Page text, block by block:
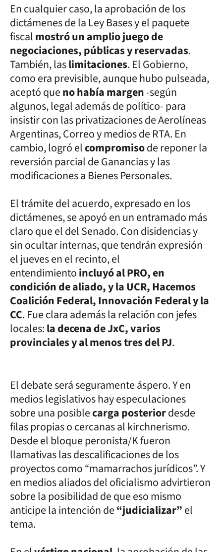
En cualquier caso, la aprobación de los
dictámenes de la Ley Bases y el paquete
fiscalmostró un amplio juego de
negociaciones, públicas y reservadas.
También, laslimitaciones. El Gobierno,
como era previsible, aunque hubo pulseada,
aceptó queno había margen-según
algunos, legal además de político- para
insistir con las privatizaciones de Aerolíneas
Argentinas, Correo y medios de RTA. En
cambio, logró elcompromisode reponer la
reversión parcial de Ganancias y las
modificaciones a Bienes Personales.
El trámite del acuerdo, expresado en los
dictámenes, se apoyó en un entramado más
claro que el del Senado. Con disidencias y
sin ocultar internas, que tendrán expresión
el jueves en el recinto, el
entendimientoincluyó al PRO, en
condición de aliado, y la UCR, Hacemos
Coalición Federal, Innovación Federal y la
CC. Fue clara además la relación con jefes
locales:la decena de JxC, varios
provinciales y al menos tres del PJ.
El debate será seguramente áspero. Y en
medios legislativos hay especulaciones
sobre una posiblecarga posteriordesde
filas propias o cercanas al kirchnerismo.
Desde el bloque peronista/K fueron
llamativas las descalificaciones de los
proyectos como “mamarrachos jurídicos”. Y
en medios aliados del oficialismo advirtieron
sobre la posibilidad de que eso mismo
anticipe la intención de“judicializar”el
tema.